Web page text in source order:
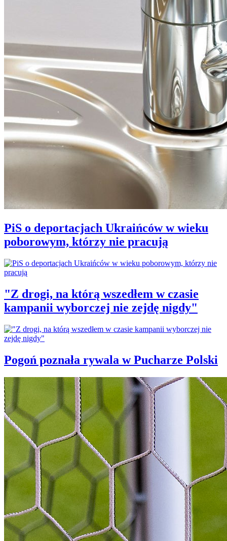
PiS o deportacjach Ukraińców w wieku
poborowym, którzy nie pracują
"Z drogi, na którą wszedłem w czasie
kampanii wyborczej nie zejdę nigdy"
Pogoń poznała rywala w Pucharze Polski